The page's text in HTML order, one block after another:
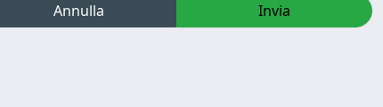
Annulla Invia